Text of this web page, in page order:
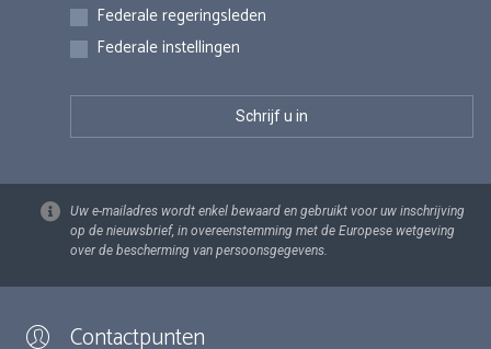
Federale regeringsleden
Federale instellingen
Uw e-mailadres wordt enkel bewaard en gebruikt voor uw inschrijving
op de nieuwsbrief, in overeenstemming met de Europese wetgeving
over de bescherming van persoonsgegevens.
Contactpunten